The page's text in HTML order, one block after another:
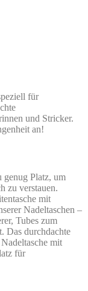
für
und Stricker.
an!
genug Platz, um
zu verstauen.
mit
Nadeltaschen –
Tubes zum
Das durchdachte
mit
für